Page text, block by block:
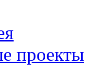
проекты